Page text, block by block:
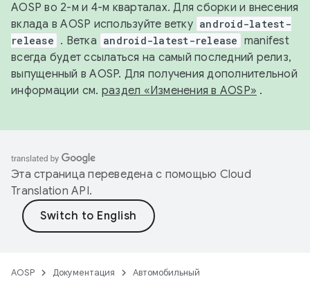
AOSP во 2-м и 4-м кварталах. Для сборки и внесения
вклада в AOSP используйте ветку android-latest-
release . Ветка android-latest-release manifest
всегда будет ссылаться на самый последний релиз,
выпущенный в AOSP. Для получения дополнительной
информации см. раздел «Изменения в AOSP» .
Эта страница переведена с помощью Cloud
Translation API.
AOSP Документация Автомобильный